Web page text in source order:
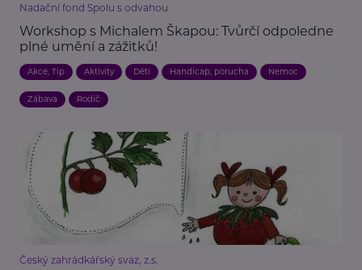
Nadační fond Spolu s odvahou
Workshop s Michalem Škapou: Tvůrčí odpoledne
plné umění a zážitků!
Akce, Tip Aktivity Děti Handicap, porucha Nemoc
Zábava Rodič
Český zahrádkářský svaz, z.s.